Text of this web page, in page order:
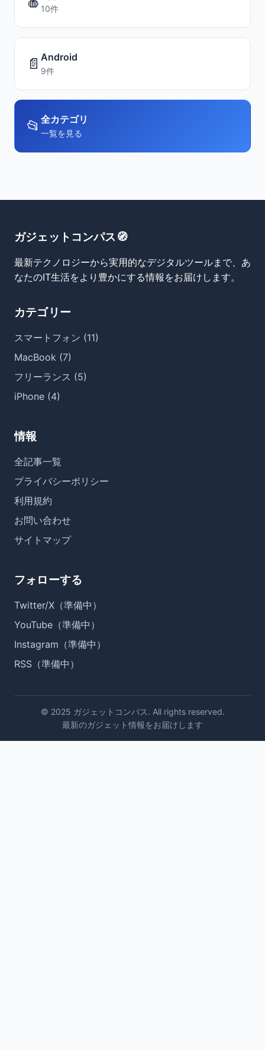
10件
📄 Android
9件
📂 全カテゴリ
一覧を見る
ガジェットコンパス🧭
最新テクノロジーから実用的なデジタルツールまで、あ
なたのIT生活をより豊かにする情報をお届けします。
カテゴリー
スマートフォン (11)
MacBook (7)
フリーランス (5)
iPhone (4)
情報
全記事一覧
プライバシーポリシー
利用規約
お問い合わせ
サイトマップ
フォローする
Twitter/X（準備中）
YouTube（準備中）
Instagram（準備中）
RSS（準備中）
© 2025 ガジェットコンパス. All rights reserved.
最新のガジェット情報をお届けします